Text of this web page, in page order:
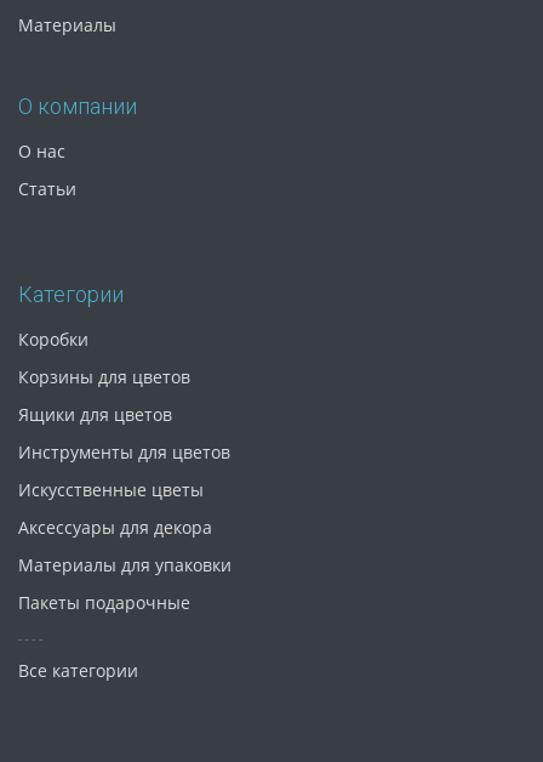
Материалы
О компании
О нас
Статьи
Категории
Коробки
Корзины для цветов
Ящики для цветов
Инструменты для цветов
Искусственные цветы
Аксессуары для декора
Материалы для упаковки
Пакеты подарочные
Все категории